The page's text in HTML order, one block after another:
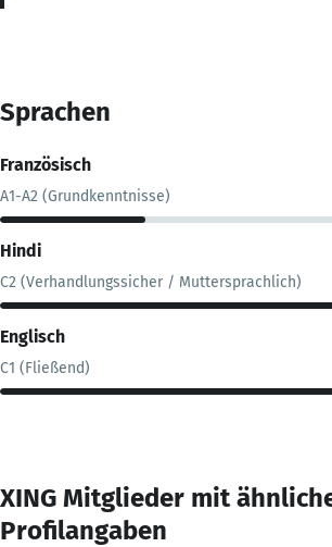
Sprachen
Französisch
A1-A2 (Grundkenntnisse)
Hindi
C2 (Verhandlungssicher / Muttersprachlich)
Englisch
C1 (Fließend)
XING Mitglieder mit
Profilangaben